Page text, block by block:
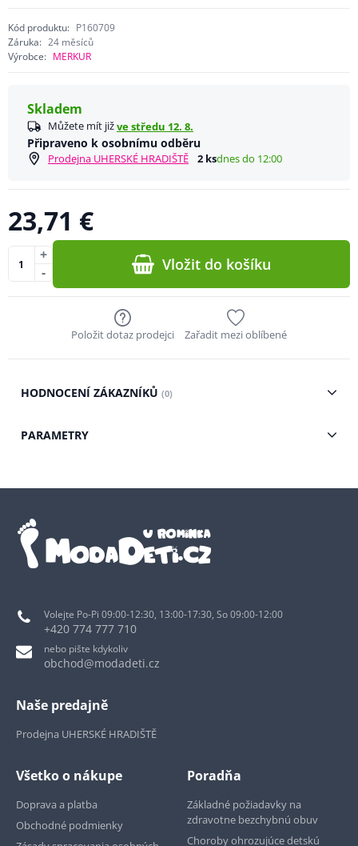
Kód produktu: P160709
Záruka: 24 měsíců
Výrobce: MERKUR
Skladem
Můžete mít jižve středu 12. 8.
Připraveno k osobnímu odběru
Prodejna UHERSKÉ HRADIŠTĚ 2 ksdnes do 12:00
23,71 €
-
+ Vložit do košíku
Položit dotaz prodejci Zařadit mezi oblíbené
HODNOCENÍ ZÁKAZNÍKŮ (0)
PARAMETRY
Volejte Po-Pi 09:00-12:30, 13:00-17:30, So 09:00-12:00
+420 774 777 710
nebo pište kdykoliv
obchod@modadeti.cz
Naše predajně
Prodejna UHERSKÉ HRADIŠTĚ
Všetko o nákupe
Doprava a platba
Obchodné podmienky
Poradňa
Základné požiadavky na
zdravotne bezchybnú obuv
Choroby ohrozujúce detskú